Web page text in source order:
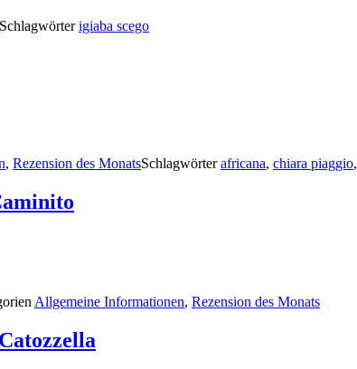
Schlagwörterigiaba scego
, Rezension des MonatsSchlagwörterafricana, chiara piaggio,
Allgemeine Informationen, Rezension des Monats